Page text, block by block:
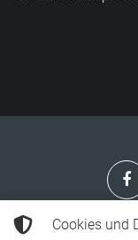
Cookies und